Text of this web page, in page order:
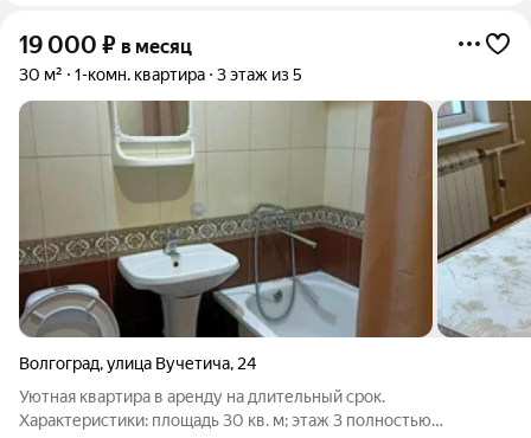
19 000 ₽ в месяц
30 м² 1-комн. квартира 3 этаж из 5
Волгоград,улица Вучетича, 24
Уютная квартира в аренду на длительный срок.
Характеристики: площадь 30 кв. м; этаж 3 полностью